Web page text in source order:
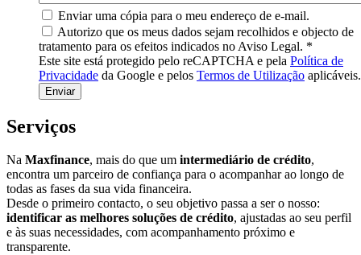
Enviar uma cópia para o meu endereço de e-mail.
Autorizo que os meus dados sejam recolhidos e objecto de
tratamento para os efeitos indicados no Aviso Legal. *
Este site está protegido pelo reCAPTCHA e pela Política de
Privacidade da Google e pelos Termos de Utilização aplicáveis.
Serviços
Na Maxfinance, mais do que um intermediário de crédito,
encontra um parceiro de confiança para o acompanhar ao longo de
todas as fases da sua vida financeira.
Desde o primeiro contacto, o seu objetivo passa a ser o nosso:
identificar as melhores soluções de crédito, ajustadas ao seu perfil
e às suas necessidades, com acompanhamento próximo e
transparente.